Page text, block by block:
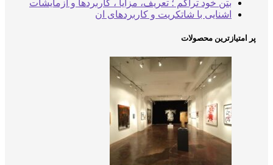
بتن خود تراکم ؛ تعریف، مزایا ، کاربردها و ازمایشات
اشنایی با شاتکریت و کاربردهای ان
پر امتیازترین محصولات